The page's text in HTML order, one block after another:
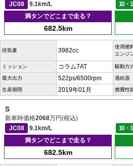
JC08
9.1km/L 10・
満タンでどこまで走る？
682.5km
排気量 3982cc
使用燃
エンジ
ミッション コラム7AT 駆動方
最大出力 522ps/6500rpm 過給器
生産期間 2019年01月 燃費性
S
新車時価格2068万円(税込)
JC08
9.1km/L 10・
満タンでどこまで走る？
682.5km